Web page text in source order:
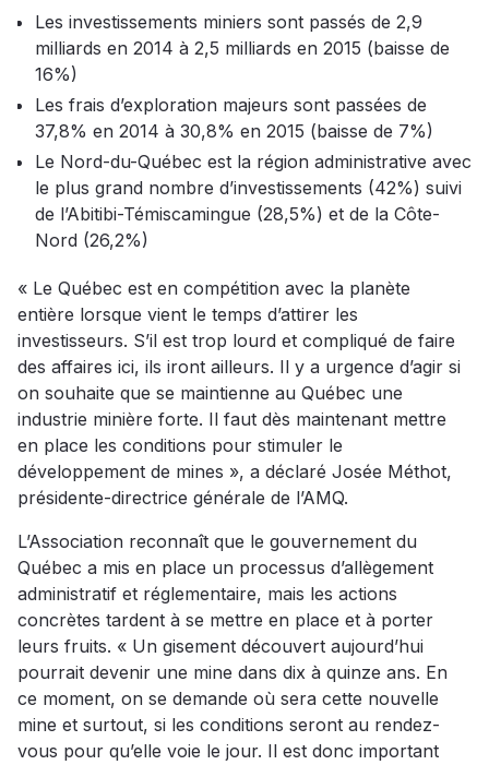
Les investissements miniers sont passés de 2,9
milliards en 2014 à 2,5 milliards en 2015 (baisse de
16%)
Les frais d’exploration majeurs sont passées de
37,8% en 2014 à 30,8% en 2015 (baisse de 7%)
Le Nord-du-Québec est la région administrative avec
le plus grand nombre d’investissements (42%) suivi
de l’Abitibi-Témiscamingue (28,5%) et de la Côte-
Nord (26,2%)
« Le Québec est en compétition avec la planète
entière lorsque vient le temps d’attirer les
investisseurs. S’il est trop lourd et compliqué de faire
des affaires ici, ils iront ailleurs. Il y a urgence d’agir si
on souhaite que se maintienne au Québec une
industrie minière forte. Il faut dès maintenant mettre
en place les conditions pour stimuler le
développement de mines », a déclaré Josée Méthot,
présidente-directrice générale de l’AMQ.
L’Association reconnaît que le gouvernement du
Québec a mis en place un processus d’allègement
administratif et réglementaire, mais les actions
concrètes tardent à se mettre en place et à porter
leurs fruits. « Un gisement découvert aujourd’hui
pourrait devenir une mine dans dix à quinze ans. En
ce moment, on se demande où sera cette nouvelle
mine et surtout, si les conditions seront au rendez-
vous pour qu’elle voie le jour. Il est donc important